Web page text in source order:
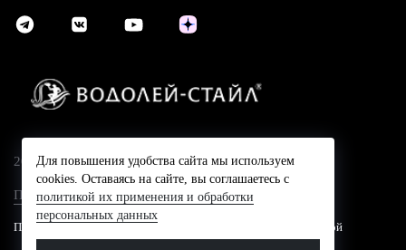
2024 © Компания Водолей-Cтайл
Политика конфидециальности
Представленные на сайте цены не являются публичной офертой
Для повышения удобства сайта мы используем
cookies. Оставаясь на сайте, вы соглашаетесь с
политикой их применения и обработки
персональных данных